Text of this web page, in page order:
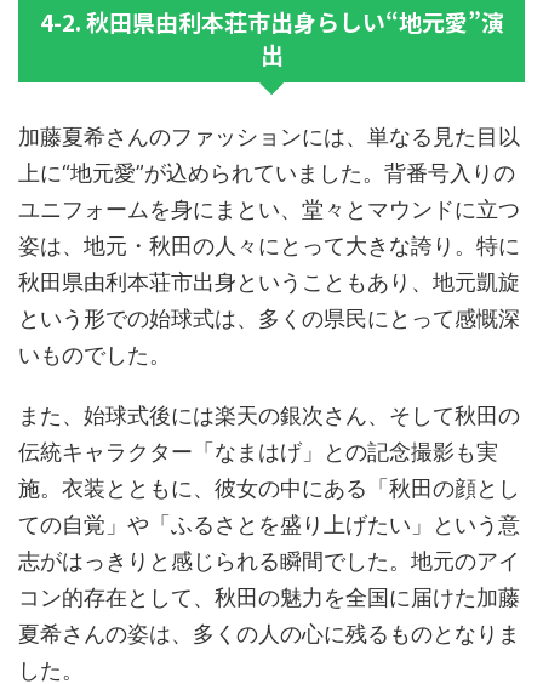
4-2. 秋田県由利本荘市出身らしい“地元愛”演
出
加藤夏希さんのファッションには、単なる見た目以
上に“地元愛”が込められていました。背番号入りの
ユニフォームを身にまとい、堂々とマウンドに立つ
姿は、地元・秋田の人々にとって大きな誇り。特に
秋田県由利本荘市出身ということもあり、地元凱旋
という形での始球式は、多くの県民にとって感慨深
いものでした。
また、始球式後には楽天の銀次さん、そして秋田の
伝統キャラクター「なまはげ」との記念撮影も実
施。衣装とともに、彼女の中にある「秋田の顔とし
ての自覚」や「ふるさとを盛り上げたい」という意
志がはっきりと感じられる瞬間でした。地元のアイ
コン的存在として、秋田の魅力を全国に届けた加藤
夏希さんの姿は、多くの人の心に残るものとなりま
した。